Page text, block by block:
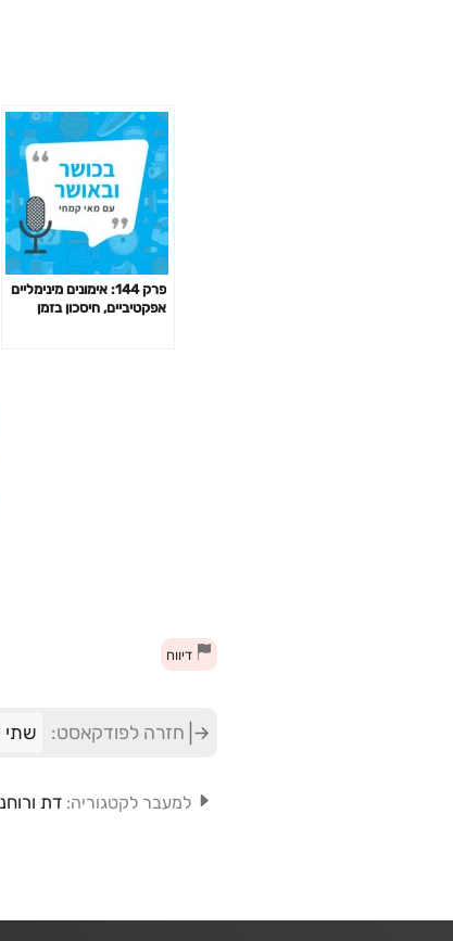
פרק 144: אימונים מינימליים
אפקטיביים, חיסכון בזמן
דיווח
חזרה לפודקאסט: שתי
למעבר לקטגוריה: דת